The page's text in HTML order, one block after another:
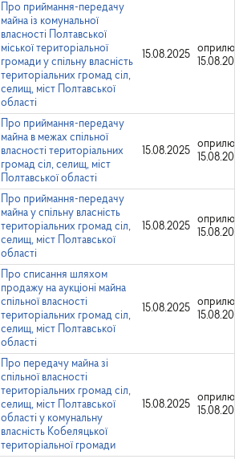
Про приймання-передачу
майна із комунальної
власності Полтавської
міської територіальної
громади у спільну власність
територіальних громад сіл,
селищ, міст Полтавської
області
15.08.2025
15.08.2025
Про приймання-передачу
майна в межах спільної
власності територіальних
громад сіл, селищ, міст
Полтавської області
15.08.2025
15.08.2025
Про приймання-передачу
майна у спільну власність
територіальних громад сіл,
селищ, міст Полтавської
області
15.08.2025
15.08.2025
Про списання шляхом
продажу на аукціоні майна
спільної власності
територіальних громад сіл,
селищ, міст Полтавської
області
15.08.2025
15.08.2025
Про передачу майна зі
спільної власності
територіальних громад сіл,
селищ, міст Полтавської
області у комунальну
власність Кобеляцької
територіальної громади
15.08.2025
15.08.2025